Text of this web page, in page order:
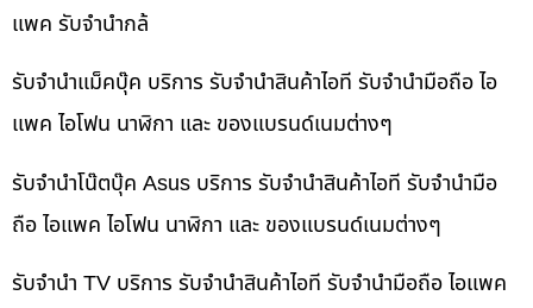
แพค รับจำนำกล้
รับจำนำแม็คบุ๊ค บริการ รับจำนำสินค้าไอที รับจำนำมือถือ ไอ
แพค ไอโฟน นาฬิกา และ ของแบรนด์เนมต่างๆ
รับจำนำโน๊ตบุ๊ค Asus บริการ รับจำนำสินค้าไอที รับจำนำมือ
ถือ ไอแพค ไอโฟน นาฬิกา และ ของแบรนด์เนมต่างๆ
รับจำนำ TV บริการ รับจำนำสินค้าไอที รับจำนำมือถือ ไอแพค